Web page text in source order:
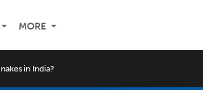
MORE
in India?